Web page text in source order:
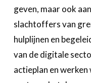
geven, maar ook
slachtoffers van
hulplijnen en
van de digitale
actieplan en werken